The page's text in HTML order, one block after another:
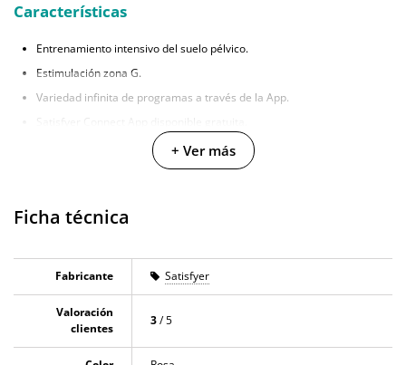
Características
Entrenamiento intensivo del suelo pélvico.
Estimulación zona G.
Variedad infinita de programas a través de la App.
Satisfyer Connect App disponible gratuita.
12 modos de vibración predefinidos sin App.
Longitud: 22.2 cm.
Impermeabilidad IPX7.
Recargable por USB (cable incluido).
+ Ver más
Ficha técnica
Fabricante Satisfyer
Valoración
clientes
3/ 5